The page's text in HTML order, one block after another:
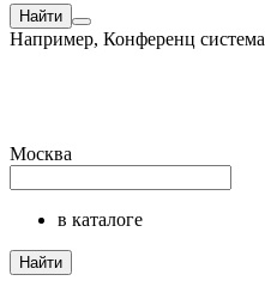
Найти
Например, Конференц система
Москва
в каталоге
Найти